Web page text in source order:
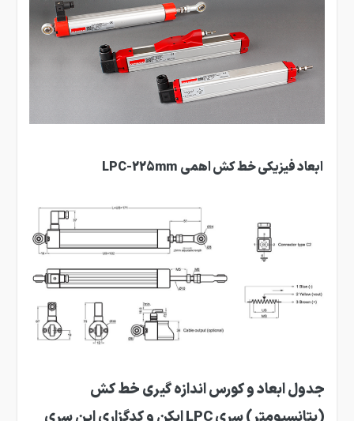
ابعاد فیزیکی خط کش اهمی LPC-225mm
جدول ابعاد و کورس اندازه گیری خط کش